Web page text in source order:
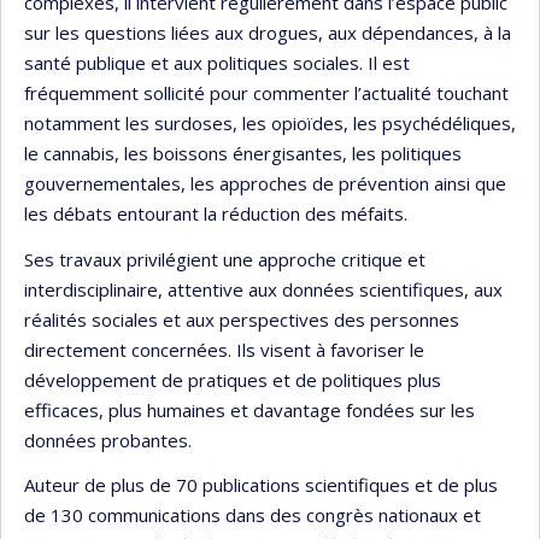
sur les questions liées aux drogues, aux dépendances, à la
santé publique et aux politiques sociales. Il est
fréquemment sollicité pour commenter l’actualité touchant
notamment les surdoses, les opioïdes, les psychédéliques,
le cannabis, les boissons énergisantes, les politiques
gouvernementales, les approches de prévention ainsi que
les débats entourant la réduction des méfaits.
Ses travaux privilégient une approche critique et
interdisciplinaire, attentive aux données scientifiques, aux
réalités sociales et aux perspectives des personnes
directement concernées. Ils visent à favoriser le
développement de pratiques et de politiques plus
efficaces, plus humaines et davantage fondées sur les
données probantes.
Auteur de plus de 70 publications scientifiques et de plus
de 130 communications dans des congrès nationaux et